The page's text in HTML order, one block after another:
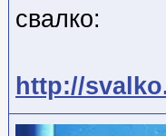
свалко:
http://